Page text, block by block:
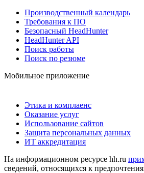
Производственный календарь
Требования к ПО
Безопасный HeadHunter
HeadHunter API
Поиск работы
Поиск по резюме
Мобильное приложение
Этика и комплаенс
Оказание услуг
Использование сайтов
Защита персональных данных
ИТ аккредитация
На информационном ресурсе hh.ru
сведений, относящихся к